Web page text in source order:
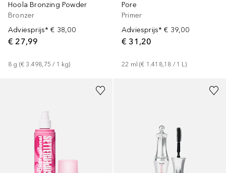
Hoola Bronzing Powder
Bronzer
Adviesprijs* € 38,00
€ 27,99
8 g (€ 3.498,75 / 1 kg)
Pore
Primer
Adviesprijs* € 39,00
€ 31,20
22 ml (€ 1.418,18 / 1 L)